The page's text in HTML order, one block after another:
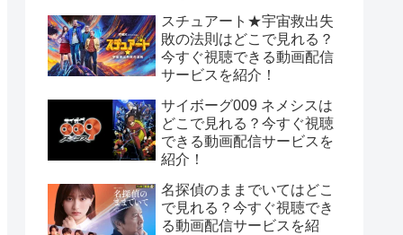
スチュアート★宇宙救出失
敗の法則はどこで見れる？
今すぐ視聴できる動画配信
サービスを紹介！
サイボーグ009 ネメシスは
どこで見れる？今すぐ視聴
できる動画配信サービスを
紹介！
名探偵のままでいてはどこ
で見れる？今すぐ視聴でき
る動画配信サービスを紹